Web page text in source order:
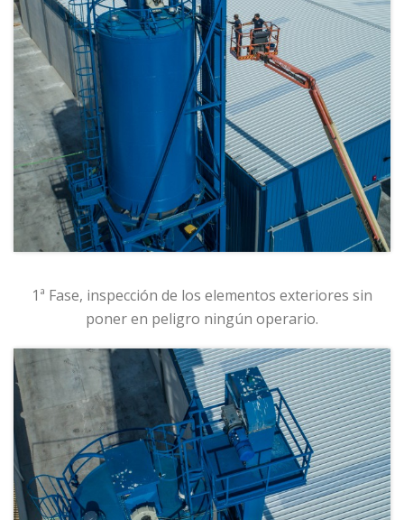
1ª Fase, inspección de los elementos exteriores sin
poner en peligro ningún operario.